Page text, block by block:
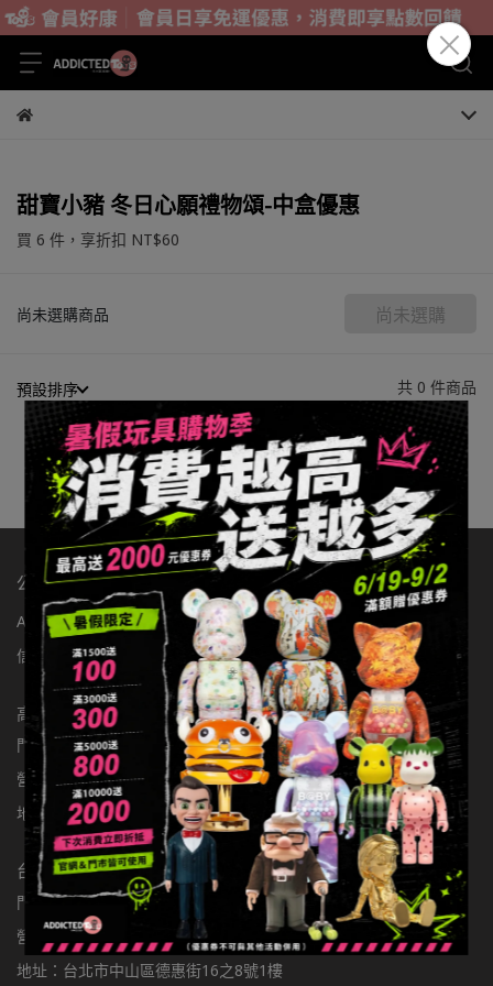
甜寶小豬 冬日心願禮物頌-中盒優惠
買 6 件， 享折扣 NT$60
尚未選購商品 尚未選購
預設排序 共 0 件商品
公司：辦手李有限公司
ABOUT玩具有毒 店舖資訊 聯繫我們 統編：83363549
信箱：addictedtoys2020@gmail.com
高雄店
門市電話：0900301877
營業時間：11:00-22:00
地址：高雄市楠梓區大學東路136號
台北店
門市電話：0981797166
營業時間：11:00-22:00
地址：台北市中山區德惠街16之8號1樓